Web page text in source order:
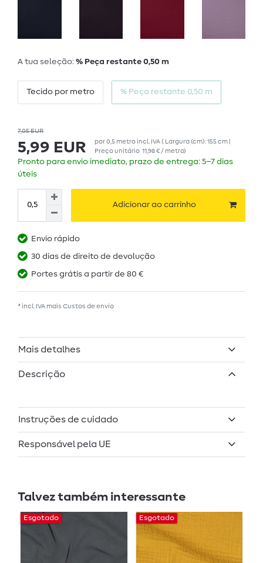
A tua seleção: % Peça restante 0,50 m
Tecido por metro % Peça restante 0,50 m
7,05 EUR
5,99 EUR por0,5 metroincl. IVA( Largura (cm): 155 cm |
Preço unitário 11,98 € / metro)
Pronto para envio imediato, prazo de entrega: 5–7 dias
úteis
Adicionar ao carrinho
Envio rápido
30 dias de direito de devolução
Portes grátis a partir de 80 €
* incl. IVA mais Custos de envio
Mais detalhes
Descrição
Instruções de cuidado
Responsável pela UE
Talvez também interessante
Esgotado Esgotado